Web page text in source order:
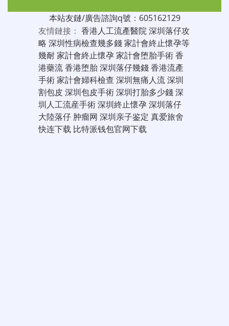
本站友鏈/廣告諮詢q號：605162129
友情鏈接： 香港人工流產醫院深圳落仔攻
略 深圳性病檢查幾多錢家計會終止懷孕等
幾耐家計會終止懷孕家計會堕胎手術香
港藥流香港堕胎深圳落仔幾錢香港流產
手術家計會婦科檢查 深圳無痛人流深圳
割包皮 深圳包皮手術深圳打胎多少錢深
圳人工流産手術深圳終止懷孕深圳落仔
大陸落仔肿瘤网 深圳亲子鉴定 真爱旅舍
快连下载 比特派钱包官网下载